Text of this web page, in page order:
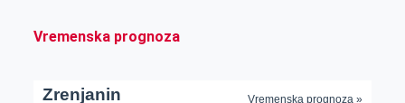
Vremenska prognoza